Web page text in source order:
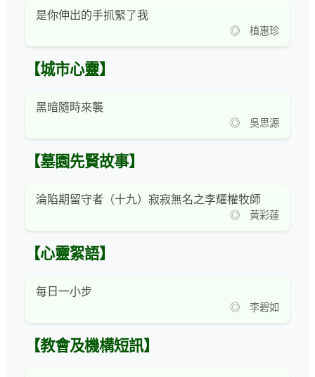
是你伸出的手抓緊了我
◎ 植惠珍
【城市心靈】
黑暗隨時來襲
◎ 吳思源
【墓園先賢故事】
淪陷期留守者（十九）寂寂無名之李耀權牧師
◎ 黃彩蓮
【心靈絮語】
每日一小步
◎ 李碧如
【教會及機構短訊】